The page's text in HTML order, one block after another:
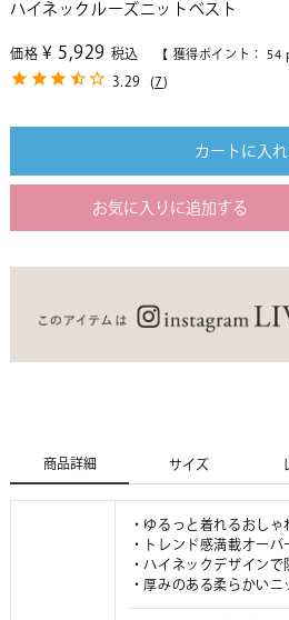
ハイネックルーズニットベスト
価格 ¥ 5,929 税込 【 獲得ポイント： 54
3.29 (7)
カートに入
お気に入りに追加する
商品詳細 サイズ
・ゆるっと着れるおしゃ
・トレンド感満載オーバ
・ハイネックデザインで
・厚みのある柔らかいニ